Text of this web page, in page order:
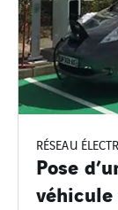
RÉSEAU
Pose